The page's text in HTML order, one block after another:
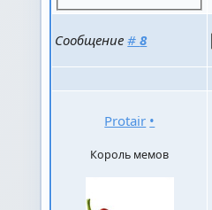
Сообщение#8
Protair •
Король мемов